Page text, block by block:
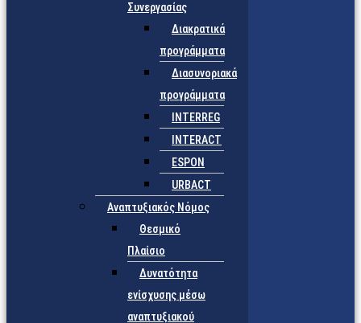
Συνεργασίας
Διακρατικά
προγράμματα
Διασυνοριακά
προγράμματα
INTERREG
INTERACT
ESPON
URBACT
Αναπτυξιακός Νόμος
Θεσμικό
Πλαίσιο
Δυνατότητα
ενίσχυσης μέσω
αναπτυξιακού